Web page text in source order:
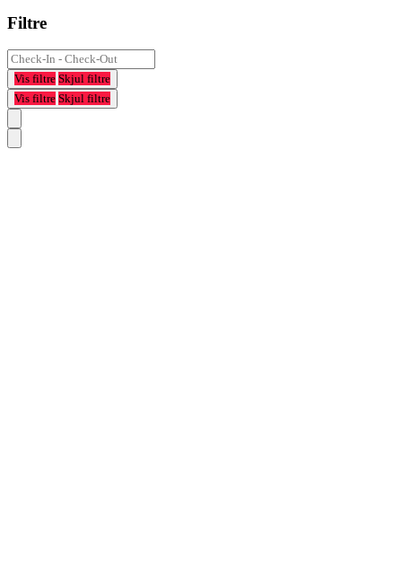
Filtre
Vis filtre Skjul filtre
Vis filtre Skjul filtre